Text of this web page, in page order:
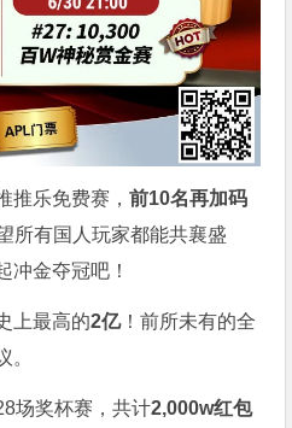
推乐免费赛，前10名再加码
所有国人玩家都能共襄盛
冲金夺冠吧！
上最高的2亿！前所未有的全
。
场奖杯赛，共计2,000w红包